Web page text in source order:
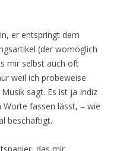
er entspringt dem
(der womöglich
mir selbst auch oft
weil ich probeweise
sagt. Es ist ja Indiz
fassen lässt, – wie
beschäftigt.